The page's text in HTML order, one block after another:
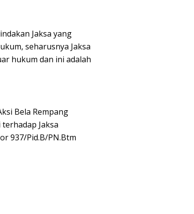
Jaksa yang
seharusnya Jaksa
hukum dan ini adalah
Bela Rempang
Jaksa
937/Pid.B/PN.Btm